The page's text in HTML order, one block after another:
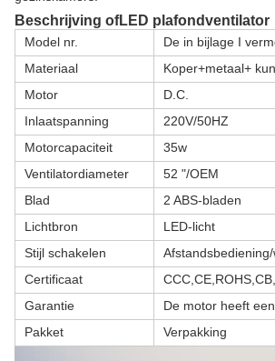
Beschrijving ofLED plafondventilator
Model nr.
De in bijlage I
Materiaal
Koper+metaal+
Motor
D.C.
Inlaatspanning
220V/50HZ
Motorcapaciteit
35w
Ventilatordiameter
52 "/OEM
Blad
2 ABS-bladen
Lichtbron
LED-licht
Stijl schakelen
Certificaat
Garantie
De motor heeft
Pakket
Verpakking